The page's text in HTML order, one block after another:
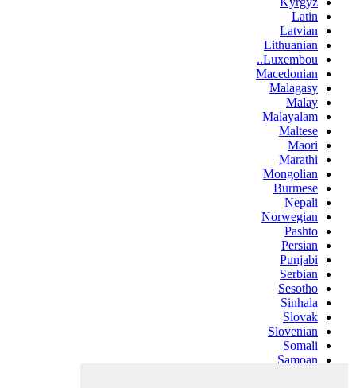
Latin
Latvian
Lithuanian
Luxembou..
Macedonian
Malagasy
Malay
Malayalam
Maltese
Maori
Marathi
Mongolian
Burmese
Nepali
Norwegian
Pashto
Persian
Punjabi
Serbian
Sesotho
Sinhala
Slovak
Slovenian
Somali
Samoan